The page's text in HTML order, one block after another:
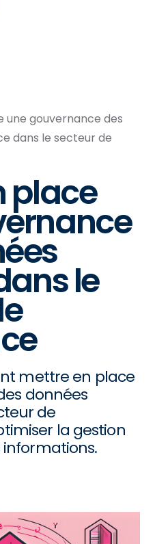
une gouvernance des
dans le secteur de
place
le
mettre en place
données
de
la gestion